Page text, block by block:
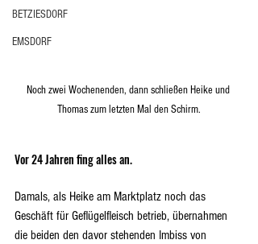
BETZIESDORF
EMSDORF
Noch zwei Wochenenden, dann schließen Heike und
Thomas zum letzten Mal den Schirm.
Vor 24 Jahren fing alles an.
Damals, als Heike am Marktplatz noch das
Geschäft für Geflügelfleisch betrieb, übernahmen
die beiden den davor stehenden Imbiss von